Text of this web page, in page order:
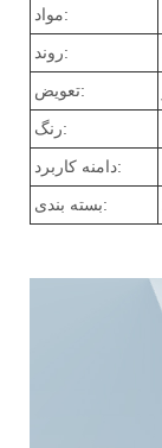
مواد:
روند:
تعویض:
رنگ:
دامنه کاربرد:
بسته بندی: